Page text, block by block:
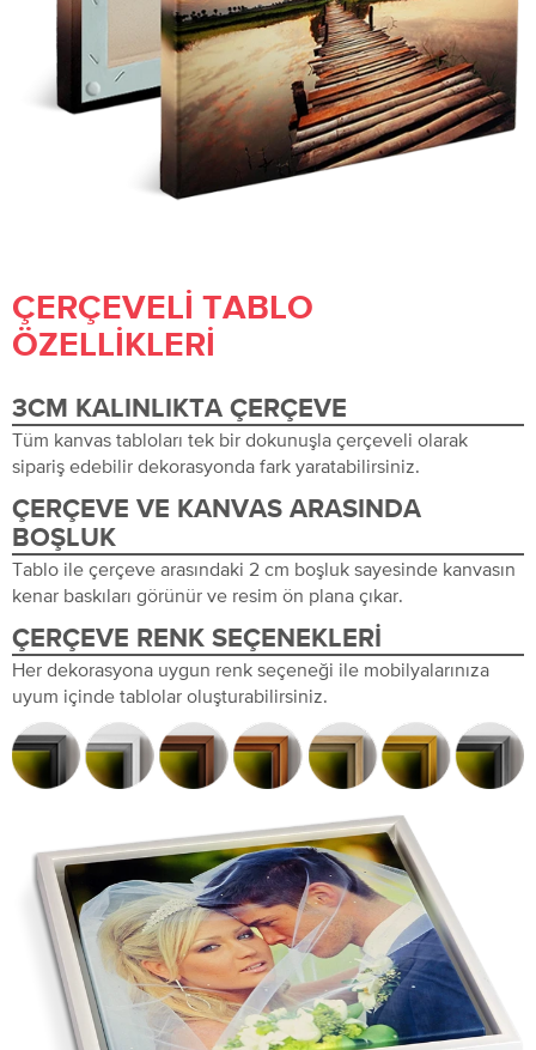
ÇERÇEVELI TABLO
ÖZELLIKLERI
3CM KALINLIKTA ÇERÇEVE
Tüm kanvas tabloları tek bir dokunuşla çerçeveli olarak
sipariş edebilir dekorasyonda fark yaratabilirsiniz.
ÇERÇEVE VE KANVAS ARASINDA
BOŞLUK
Tablo ile çerçeve arasındaki 2 cm boşluk sayesinde kanvasın
kenar baskıları görünür ve resim ön plana çıkar.
ÇERÇEVE RENK SEÇENEKLERI
Her dekorasyona uygun renk seçeneği ile mobilyalarınıza
uyum içinde tablolar oluşturabilirsiniz.